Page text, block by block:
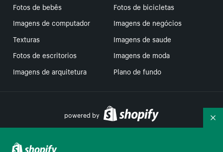
Fotos de bebês
Fotos de bicicletas
Imagens de computador
Imagens de negócios
Texturas
Imagens de saude
Fotos de escritorios
Imagens de moda
Imagens de arquitetura
Plano de fundo
powered by